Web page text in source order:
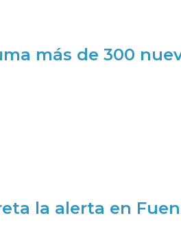
más de 300
la alerta en